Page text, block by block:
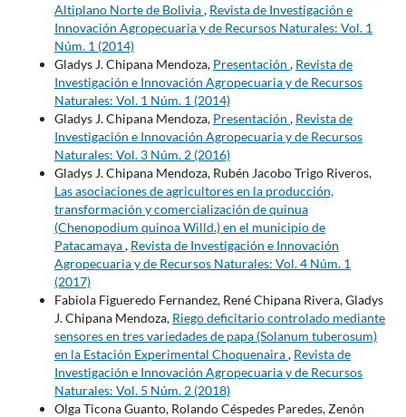
Altiplano Norte de Bolivia, Revista de Investigación e
Innovación Agropecuaria y de Recursos Naturales: Vol. 1
Núm. 1 (2014)
Gladys J. Chipana Mendoza, Presentación , Revista de
Investigación e Innovación Agropecuaria y de Recursos
Naturales: Vol. 1 Núm. 1 (2014)
Gladys J. Chipana Mendoza, Presentación , Revista de
Investigación e Innovación Agropecuaria y de Recursos
Naturales: Vol. 3 Núm. 2 (2016)
Gladys J. Chipana Mendoza, Rubén Jacobo Trigo Riveros,
Las asociaciones de agricultores en la producción,
transformación y comercialización de quinua
(Chenopodium quinoa Willd.) en el municipio de
Patacamaya, Revista de Investigación e Innovación
Agropecuaria y de Recursos Naturales: Vol. 4 Núm. 1
(2017)
Fabiola Figueredo Fernandez, René Chipana Rivera, Gladys
J. Chipana Mendoza, Riego deficitario controlado mediante
sensores en tres variedades de papa (Solanum tuberosum)
en la Estación Experimental Choquenaira, Revista de
Investigación e Innovación Agropecuaria y de Recursos
Naturales: Vol. 5 Núm. 2 (2018)
Olga Ticona Guanto, Rolando Céspedes Paredes, Zenón